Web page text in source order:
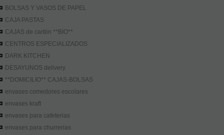
BOLSAS Y VASOS DE PAPEL
CAJA PASTAS
CAJAS de cartón **BIO**
CENTROS ESPECIALIZADOS
DARK KITCHEN
DESAYUNOS delivery
**DOMICILIO** CAJAS-BOLSAS
envases comedores escolares
envases kraft
envases para cafeterias
envases para churrerias